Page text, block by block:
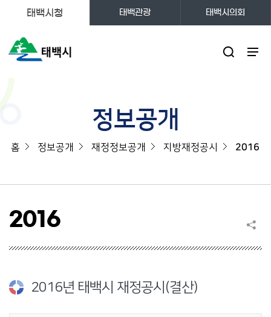
태백시청 태백관광 태백시의회
정보공개
홈 정보공개 재정정보공개 지방재정공시 2016
2016
2016년 태백시 재정공시(결산)